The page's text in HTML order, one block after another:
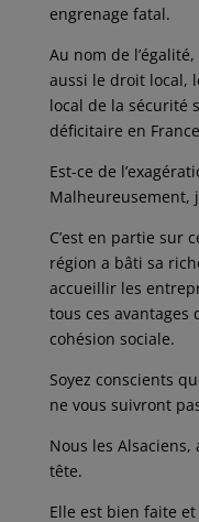
engrenage fatal.
Au nom de
aussi le droit local,
local de la sécurité
déficitaire en
Est-ce de
Malheureusement,
C’est en partie sur
région a bâti sa
accueillir les
tous ces
cohésion sociale.
Soyez conscients
ne vous suivront
Nous les
tête.
Elle est bien faite